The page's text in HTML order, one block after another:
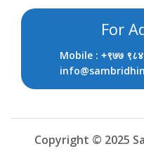
For
Mobile : +९७७
Copyright © 2025